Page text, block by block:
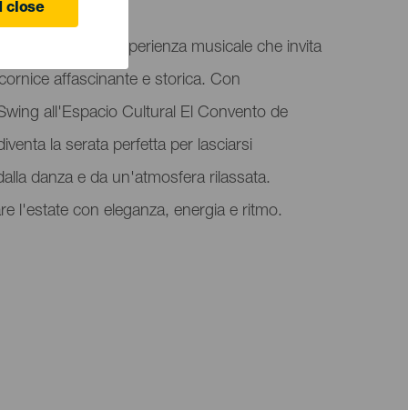
close
estiva è un'esperienza musicale che invita
affascinante e storica. Con
all'Espacio Cultural El Convento de
la serata perfetta per lasciarsi
danza e da un'atmosfera rilassata.
l'estate con eleganza, energia e ritmo.